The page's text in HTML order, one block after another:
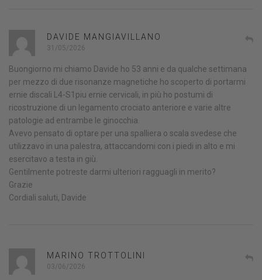
DAVIDE MANGIAVILLANO
31/05/2026
Buongiorno mi chiamo Davide ho 53 anni e da qualche settimana
per mezzo di due risonanze magnetiche ho scoperto di portarmi
ernie discali L4-S1piu ernie cervicali, in più ho postumi di
ricostruzione di un legamento crociato anteriore e varie altre
patologie ad entrambe le ginocchia.
Avevo pensato di optare per una spalliera o scala svedese che
utilizzavo in una palestra, attaccandomi con i piedi in alto e mi
esercitavo a testa in giù.
Gentilmente potreste darmi ulteriori ragguagli in merito?
Grazie
Cordiali saluti, Davide
MARINO TROTTOLINI
03/06/2026